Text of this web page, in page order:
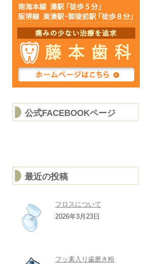
公式FACEBOOKページ
最近の投稿
フロスについて
2026年3月23日
フッ素入り歯磨き粉